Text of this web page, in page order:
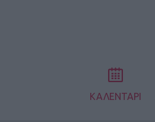
ΚΑΛΕΝΤΑΡΙ